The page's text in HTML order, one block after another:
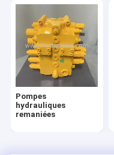
Pompes
hydrauliques
remaniées